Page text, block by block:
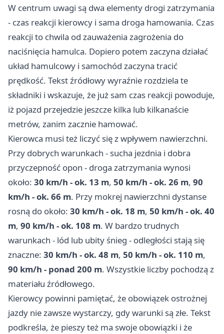
W centrum uwagi są dwa elementy drogi zatrzymania
- czas reakcji kierowcy i sama droga hamowania. Czas
reakcji to chwila od zauważenia zagrożenia do
naciśnięcia hamulca. Dopiero potem zaczyna działać
układ hamulcowy i samochód zaczyna tracić
prędkość. Tekst źródłowy wyraźnie rozdziela te
składniki i wskazuje, że już sam czas reakcji powoduje,
iż pojazd przejedzie jeszcze kilka lub kilkanaście
metrów, zanim zacznie hamować.
Kierowca musi też liczyć się z wpływem nawierzchni.
Przy dobrych warunkach - sucha jezdnia i dobra
przyczepność opon - droga zatrzymania wynosi
około: 30 km/h - ok. 13 m, 50 km/h - ok. 26 m, 90
km/h - ok. 66 m. Przy mokrej nawierzchni dystanse
rosną do około: 30 km/h - ok. 18 m, 50 km/h - ok. 40
m, 90 km/h - ok. 108 m. W bardzo trudnych
warunkach - lód lub ubity śnieg - odległości stają się
znaczne: 30 km/h - ok. 48 m, 50 km/h - ok. 110 m,
90 km/h - ponad 200 m. Wszystkie liczby pochodzą z
materiału źródłowego.
Kierowcy powinni pamiętać, że obowiązek ostrożnej
jazdy nie zawsze wystarczy, gdy warunki są złe. Tekst
podkreśla, że pieszy też ma swoje obowiązki i że